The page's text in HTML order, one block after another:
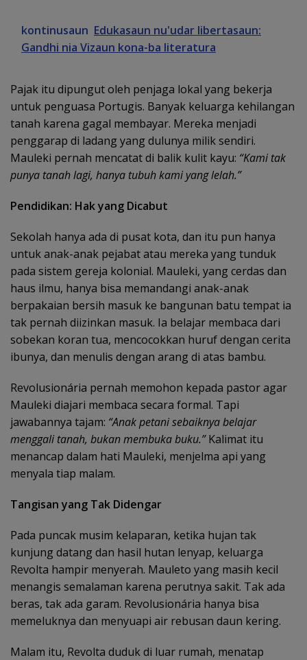
kontinusaun Edukasaun nu'udar libertasaun:
Gandhi nia Vizaun kona-ba literatura
Pajak itu dipungut oleh penjaga lokal yang bekerja
untuk penguasa Portugis. Banyak keluarga kehilangan
tanah karena gagal membayar. Mereka menjadi
penggarap di ladang yang dulunya milik sendiri.
Mauleki pernah mencatat di balik kulit kayu: “Kami tak
punya tanah lagi, hanya tubuh kami yang lelah.”
Pendidikan: Hak yang Dicabut
Sekolah hanya ada di pusat kota, dan itu pun hanya
untuk anak-anak pejabat atau mereka yang tunduk
pada sistem gereja kolonial. Mauleki, yang cerdas dan
haus ilmu, hanya bisa memandangi anak-anak
berpakaian bersih masuk ke bangunan batu tempat ia
tak pernah diizinkan masuk. Ia belajar membaca dari
sobekan koran tua, mencocokkan huruf dengan cerita
ibunya, dan menulis dengan arang di atas bambu.
Revolusionária pernah memohon kepada pastor agar
Mauleki diajari membaca secara formal. Tapi
jawabannya tajam: “Anak petani sebaiknya belajar
menggali tanah, bukan membuka buku.”Kalimat itu
menancap dalam hati Mauleki, menjelma api yang
menyala tiap malam.
Tangisan yang Tak Didengar
Pada puncak musim kelaparan, ketika hujan tak
kunjung datang dan hasil hutan lenyap, keluarga
Revolta hampir menyerah. Mauleto yang masih kecil
menangis semalaman karena perutnya sakit. Tak ada
beras, tak ada garam. Revolusionária hanya bisa
memeluknya dan menyuapi air rebusan daun kering.
Malam itu, Revolta duduk di luar rumah, menatap